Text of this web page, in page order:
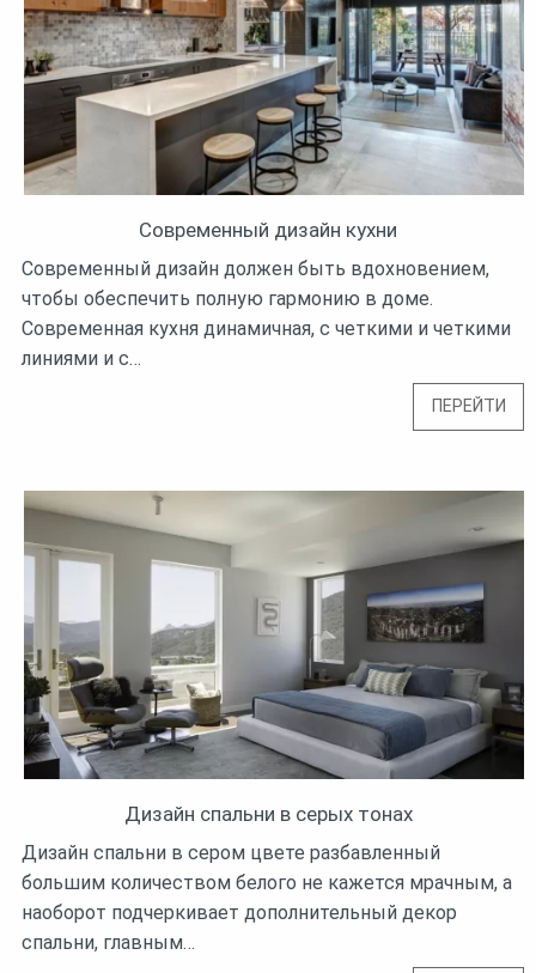
Современный дизайн кухни
Современный дизайн должен быть вдохновением,
чтобы обеспечить полную гармонию в доме.
Современная кухня динамичная, с четкими и четкими
линиями и с…
ПЕРЕЙТИ
Дизайн спальни в серых тонах
Дизайн спальни в сером цвете разбавленный
большим количеством белого не кажется мрачным, а
наоборот подчеркивает дополнительный декор
спальни, главным…